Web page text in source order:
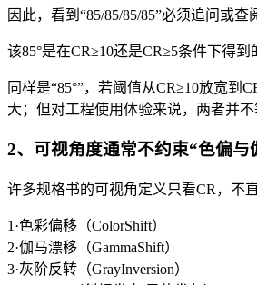
因此，看到“85/85/85/85”必须追问或查
该85°是在CR≥10还是CR≥5条件下得到
同样是“85°”，若阈值从CR≥10放宽到
大；但对工程使用体验来说，两者并不
2、可视角度通常不约束“色偏与
许多规格书的可视角定义只看CR，不
1·色彩偏移（ColorShift）
2·伽马漂移（GammaShift）
3·灰阶反转（GrayInversion）